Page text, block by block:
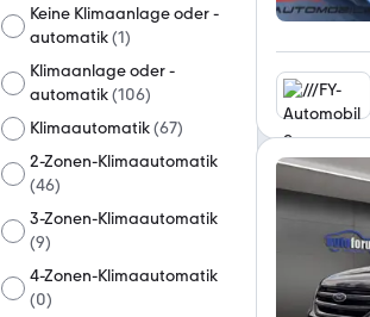
Keine Klimaanlage oder -
automatik(1)
Klimaanlage oder -
automatik(106)
Klimaautomatik(67)
2-Zonen-Klimaautomatik
(46)
3-Zonen-Klimaautomatik
(9)
4-Zonen-Klimaautomatik
(0)